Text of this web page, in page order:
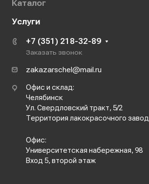
Каталог
Услуги
+7 (351) 218-32-89
Заказать звонок
zakazarschel@mail.ru
Офис и склад:
Челябинск
Ул. Свердловский тракт, 5/2
Территория лакокрасочного
Офис:
Университетская набережная, 98
Вход 5, второй этаж